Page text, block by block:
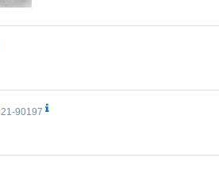
21-90197